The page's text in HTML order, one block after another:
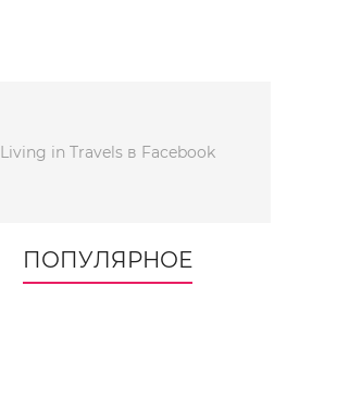
Living in Travels в Facebook
ПОПУЛЯРНОЕ